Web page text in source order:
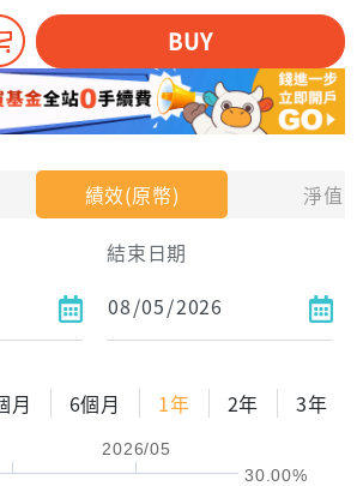
績效(原幣)
淨值
結束日期
月 6個月 1年 2年 3年
2026/05
30.00%
BUY